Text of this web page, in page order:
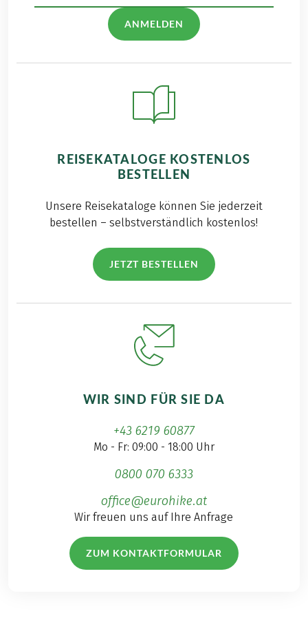
ANMELDEN
REISEKATALOGE KOSTENLOS
BESTELLEN
Unsere Reisekataloge können Sie jederzeit
bestellen – selbstverständlich kostenlos!
JETZT BESTELLEN
WIR SIND FÜR SIE DA
+43 6219 60877
Mo - Fr: 09:00 - 18:00 Uhr
0800 070 6333
office@eurohike.at
Wir freuen uns auf Ihre Anfrage
ZUM KONTAKTFORMULAR